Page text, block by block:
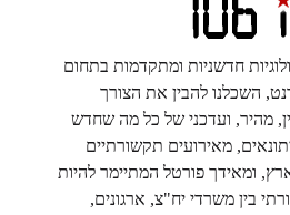
חדשניות ומתקדמות בתחום
השכלנו להבין את הצורך
מהיר, ועדכני של כל מה שחדש
מאירועים תקשורתיים
ומאידך פורטל המתיימר להיות
בין משרדי יח"צ, ארגונים,